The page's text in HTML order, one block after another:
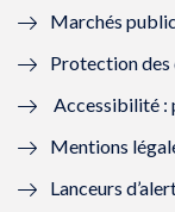
Marchés
Protection des
Accessibilité :
Mentions
Lanceurs